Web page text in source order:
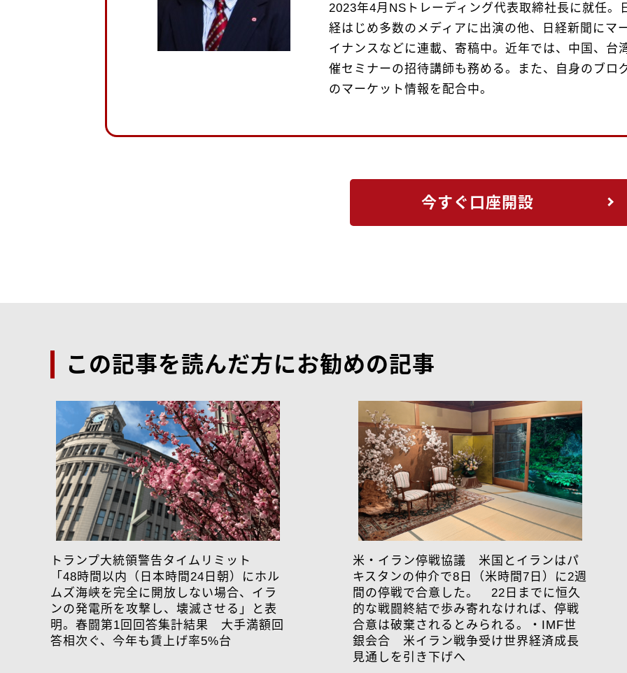
2023年4月NSトレーディング代表取締社長に就任
経はじめ多数のメディアに出演の他、日経新聞にマ
イナンスなどに連載、寄稿中。近年では、中国、台
催セミナーの招待講師も務める。また、自身のブロ
のマーケット情報を配合中。
今すぐ口座開設
この記事を読んだ方にお勧めの記事
トランプ大統領警告タイムリミット
「48時間以内（日本時間24日朝）にホル
ムズ海峡を完全に開放しない場合、イラ
ンの発電所を攻撃し、壊滅させる」と表
明。春闘第1回回答集計結果 大手満額回
答相次ぐ、今年も賃上げ率5%台
米・イラン停戦協議 米国とイランはパ
キスタンの仲介で8日（米時間7日）に2週
間の停戦で合意した。 22日までに恒久
的な戦闘終結で歩み寄れなければ、停戦
合意は破棄されるとみられる。・IMF世
銀会合 米イラン戦争受け世界経済成長
見通しを引き下げへ